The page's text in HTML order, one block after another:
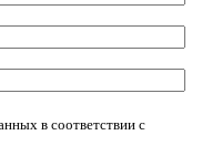
в соответствии с